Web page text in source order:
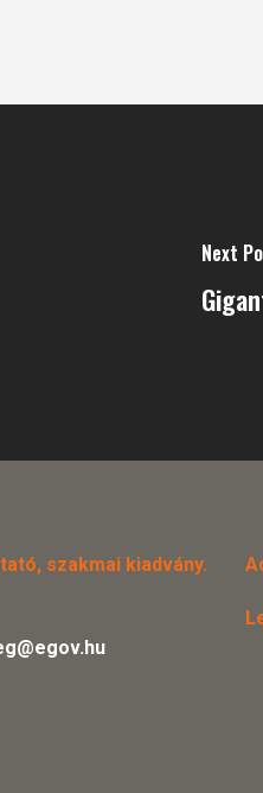
Next
szakmai kiadvány.